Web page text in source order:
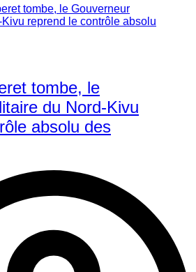
tombe, le
du Nord-Kivu
absolu des